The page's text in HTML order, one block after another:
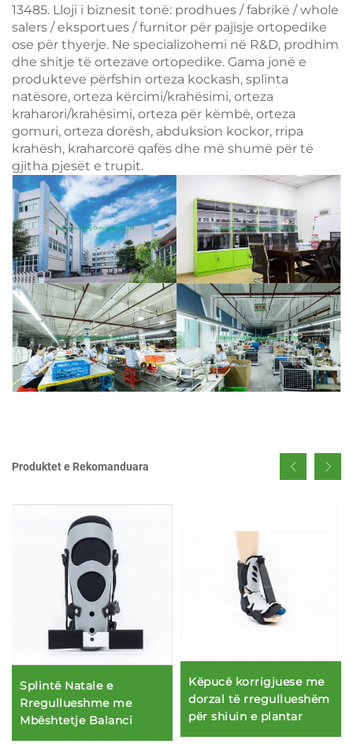
13485. Lloji i biznesit tonë: prodhues / fabrikë / whole
salers / eksportues / furnitor për pajisje ortopedike
ose për thyerje. Ne specializohemi në R&D, prodhim
dhe shitje të ortezave ortopedike. Gama jonë e
produkteve përfshin orteza kockash, splinta
natësore, orteza kërcimi/krahësimi, orteza
kraharori/krahësimi, orteza për këmbë, orteza
gomuri, orteza dorësh, abduksion kockor, rripa
krahësh, kraharcorë qafës dhe më shumë për të
gjitha pjesët e trupit.
Produktet e Rekomanduara
Splintë Natale e
Rregullueshme me
Mbështetje Balanci
Këpucë korrigjuese me
dorzal të rregullueshëm
për shiuin e plantar